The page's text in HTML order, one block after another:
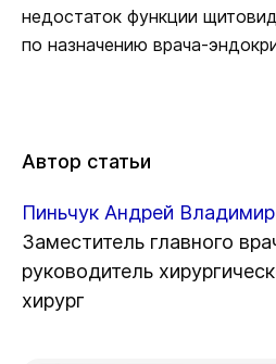
недостаток функции
по назначению врача-
Автор статьи
Пиньчук Андрей
Заместитель главного
руководитель
хирург